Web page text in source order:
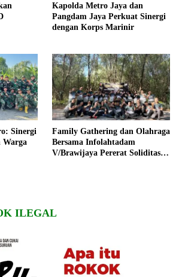
Kapolda Metro Jaya dan
Pangdam Jaya Perkuat Sinergi
dengan Korps Marinir
Sinergi
Family Gathering dan Olahraga
Bersama Infolahtadam
V/Brawijaya Pererat Soliditas
ILEGAL